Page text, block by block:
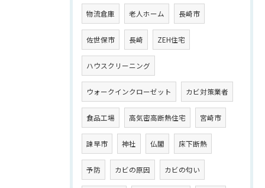
物流倉庫 老人ホーム 長崎市
佐世保市 長崎 ZEH住宅
ハウスクリーニング
ウォークインクローゼット カビ対策業者
食品工場 高気密高断熱住宅 宮崎市
諫早市 神社 仏閣 床下断熱
予防 カビの原因 カビの匂い